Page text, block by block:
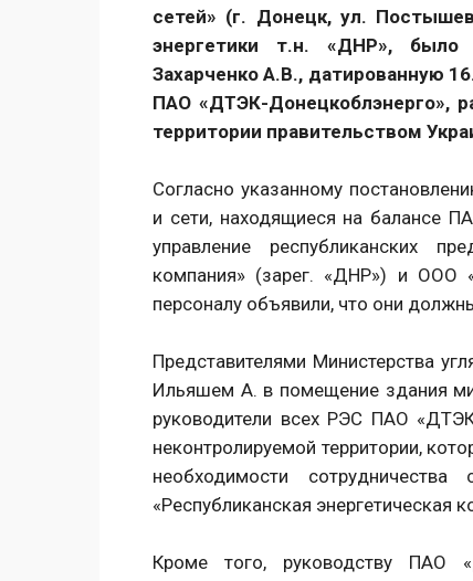
сетей» (г. Донецк, ул.
энергетики т.н. «ДНР»,
Захарченко А.В., датированную
ПАО «ДТЭК-Донецкоблэнерго»,
территории правительством
Согласно указанному
и сети, находящиеся на балансе
управление республиканских
компания» (зарег. «ДНР») и ООО
персоналу объявили, что они
Представителями Министерства
Ильяшем А. в помещение здания
руководители всех РЭС ПАО
неконтролируемой территории,
необходимости
«Республиканская энергетическая
Кроме того, руководству ПАО